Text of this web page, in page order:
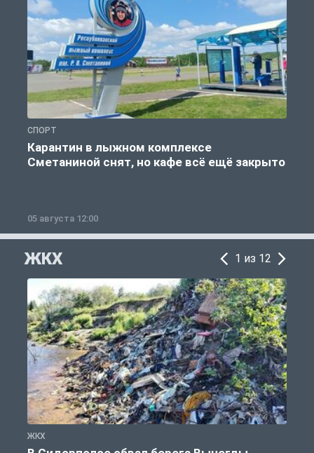
СПОРТ
Карантин в лыжном комплексе
Сметаниной снят, но кафе всё ещё закрыто
05 августа 12:00
ЖКХ 1 из 12
ЖКХ